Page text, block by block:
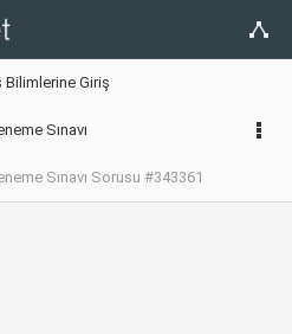
Bilimlerine Giriş
Sınavı
Sınavı Sorusu #343361